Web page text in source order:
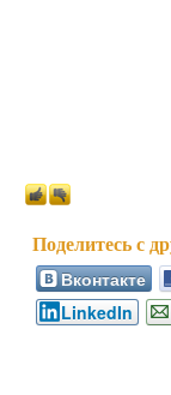
Вконтакте
LinkedIn